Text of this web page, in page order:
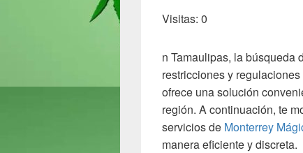
Visitas: 0
n Tamaulipas, la búsqueda
restricciones y
ofrece una solución
región. A continuación, te
servicios de Monterrey
manera eficiente y discreta.